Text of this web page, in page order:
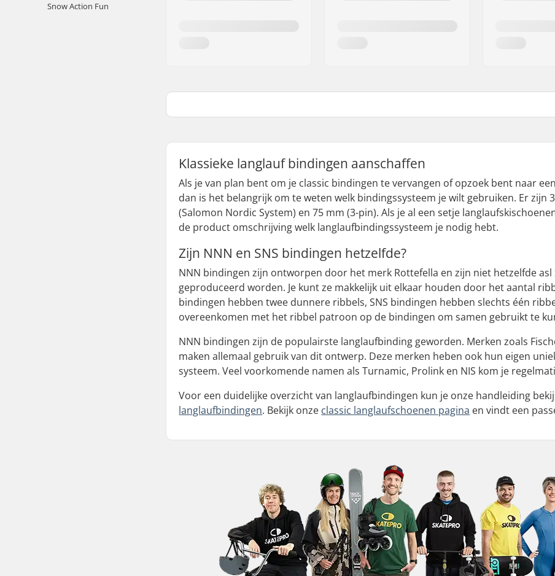
Snow Action Fun
Klassieke langlauf bindingen aanschaffen
Als je van plan bent om je classic bindingen te vervangen of opzoek bent naar
dan is het belangrijk om te weten welk bindingssysteem je wilt gebruiken. Er zijn
(Salomon Nordic System) en 75 mm (3-pin). Als je al een setje
de product omschrijving welk langlaufbindingssysteem je nodig hebt.
Zijn NNN en SNS bindingen hetzelfde?
NNN bindingen zijn ontworpen door het merk Rottefella en zijn niet hetzelfde
geproduceerd worden. Je kunt ze makkelijk uit elkaar houden door het aantal
bindingen hebben twee dunnere ribbels, SNS bindingen hebben slechts één
overeenkomen met het ribbel patroon op de bindingen om samen gebruikt te
NNN bindingen zijn de populairste langlaufbinding geworden. Merken zoals
maken allemaal gebruik van dit ontwerp. Deze merken heben ook hun eigen
systeem. Veel voorkomende namen als Turnamic, Prolink en NIS kom je
Voor een duidelijke overzicht van langlaufbindingen kun je onze handleiding
langlaufbindingen. Bekijk onze classic langlaufschoenen pagina en vindt een